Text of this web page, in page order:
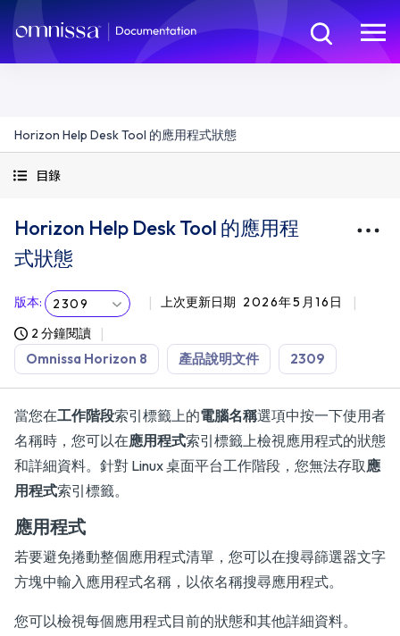
Horizon Help Desk Tool 的應用程式狀態
目錄
Horizon Help Desk Tool 的應用程
式狀態
版本: 2309 上次更新日期 2026年5月16日
2 分鐘閱讀
Omnissa Horizon 8 產品說明文件 2309
當您在工作階段索引標籤上的電腦名稱選項中按一下使用者
名稱時，您可以在應用程式索引標籤上檢視應用程式的狀態
和詳細資料。針對 Linux 桌面平台工作階段，您無法存取應
用程式索引標籤。
應用程式
若要避免捲動整個應用程式清單，您可以在搜尋篩選器文字
方塊中輸入應用程式名稱，以依名稱搜尋應用程式。
您可以檢視每個應用程式目前的狀態和其他詳細資料。